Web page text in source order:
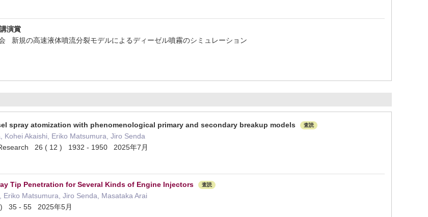
演賞
新規の高速液体噴流分裂モデルによるディーゼル噴霧のシミュレーション
spray atomization with phenomenological primary and secondary breakup models 査読
Kohei Akaishi, Eriko Matsumura, Jiro Senda
26 ( 12 ) 1932 - 1950 2025年7月
Tip Penetration for Several Kinds of Engine Injectors 査読
Matsumura, Jiro Senda, Masataka Arai
35 - 55 2025年5月